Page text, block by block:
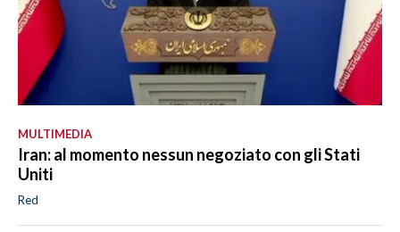
MULTIMEDIA
Iran: al momento nessun negoziato con gli Stati
Uniti
Red